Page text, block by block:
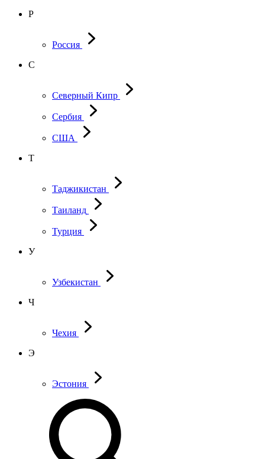
Р
Россия
С
Северный Кипр
Сербия
США
Т
Таджикистан
Таиланд
Турция
У
Узбекистан
Ч
Чехия
Э
Эстония